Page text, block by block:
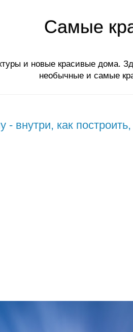
Самые
и новые красивые дома.
необычные и самые
- внутри, как